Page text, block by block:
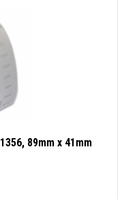
89mm x 41mm